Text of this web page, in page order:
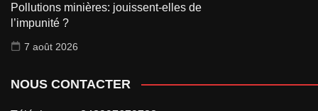
Pollutions minières: jouissent-elles de
l’impunité ?
7 août 2026
NOUS CONTACTER